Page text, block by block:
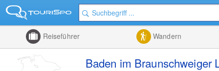
Reiseführer Wandern
Baden im Braunschweiger